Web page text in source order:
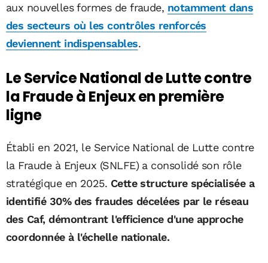
aux nouvelles formes de fraude, notamment dans
des secteurs où les contrôles renforcés
deviennent indispensables.
Le Service National de Lutte contre
la Fraude à Enjeux en première
ligne
Établi en 2021, le Service National de Lutte contre
la Fraude à Enjeux (SNLFE) a consolidé son rôle
stratégique en 2025. Cette structure spécialisée a
identifié 30% des fraudes décelées par le réseau
des Caf, démontrant l'efficience d'une approche
coordonnée à l'échelle nationale.